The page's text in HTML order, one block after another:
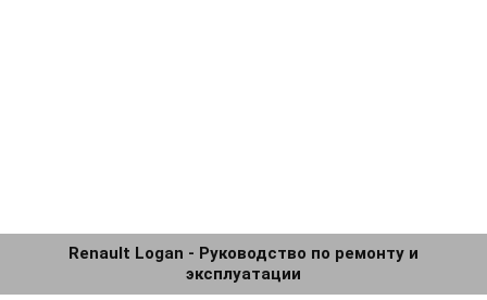
Renault Logan - Руководство по ремонту и
эксплуатации